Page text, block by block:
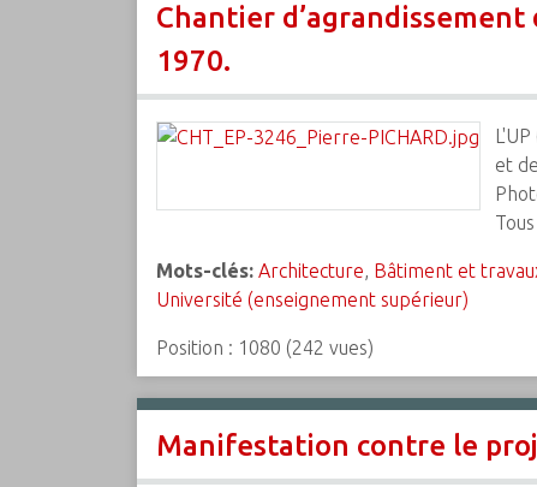
Chantier
1970.
et
Mots-clés: Architecture, Bâtiment et
Université (enseignement supérieur)
Position : 1080 (242 vues)
Manifestation contre le